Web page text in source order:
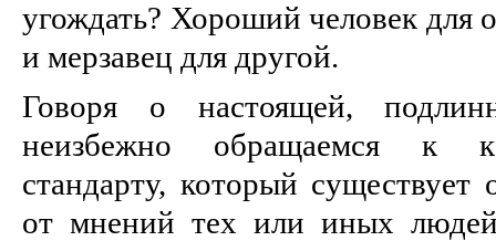
угождать? Хороший человек для
и мерзавец для другой.
Говоря о настоящей,
неизбежно обращаемся к
стандарту, который существует
от мнений тех или иных